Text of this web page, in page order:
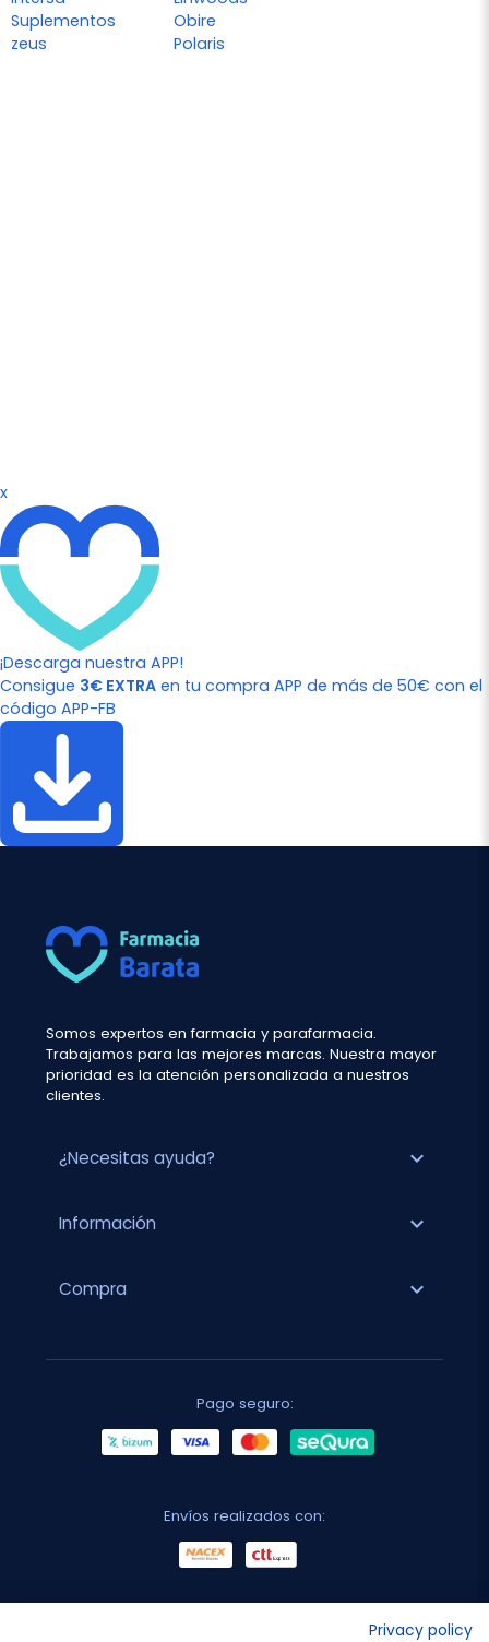
Suplementos
zeus
Obire
Polaris
x
¡Descarga nuestra APP!
Consigue 3€ EXTRA en tu compra APP de más de 50€ con el
código APP-FB
Somos expertos en farmacia y parafarmacia.
Trabajamos para las mejores marcas. Nuestra mayor
prioridad es la atención personalizada a nuestros
clientes.
¿Necesitas ayuda? expand_more
Información expand_more
Compra expand_more
Pago seguro:
Envíos realizados con:
Privacy policy